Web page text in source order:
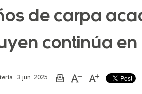
de carpa
continúa
3 jun. 2025
ImprimirAumentarDisminuir